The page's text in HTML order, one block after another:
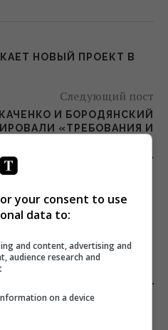
НОВЫЙ ПРОЕКТ В
Следующий пост
И БОРОДЯНСКИЙ
«ТРЕБОВАНИЯ И
НОВОСТЕЙ» В УКАЗЕ
ПРЕЗИДЕНТА
как кот, но при этом
your consent to use
data to:
and content, advertising and
audience research and
on a device